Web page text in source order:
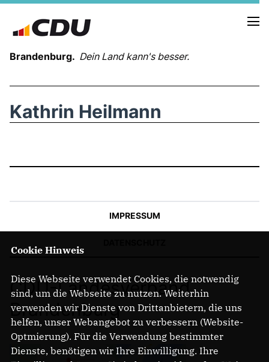
Brandenburg. Dein Land kann's besser.
TERMINE
LANDESGESCHÄFTSSTELLE
IM LANDTAG
IN DER LANDESREGIERUNG
IM BUNDESTAG
IM EUROPÄISCHEN PARLAMENT
Kathrin Heilmann
IMPRESSUM
CDU-Landesverband
Brandenburg
Cookie Hinweis
Diese Webseite verwendet Cookies, die notwendig
sind, um die Webseite zu nutzen. Weiterhin
verwenden wir Dienste von Drittanbietern, die uns
helfen, unser Webangebot zu verbessern (Website-
Optmierung). Für die Verwendung bestimmter
Dienste, benötigen wir Ihre Einwilligung. Ihre